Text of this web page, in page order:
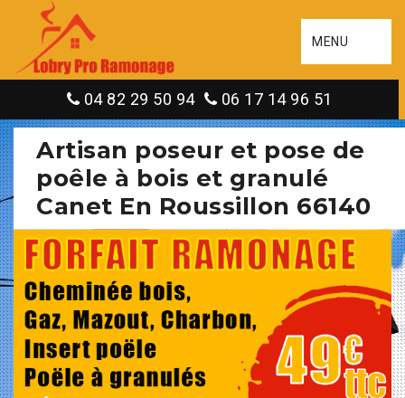
MENU
04 82 29 50 94 06 17 14 96 51
Artisan poseur et pose de
poêle à bois et granulé
Canet En Roussillon 66140